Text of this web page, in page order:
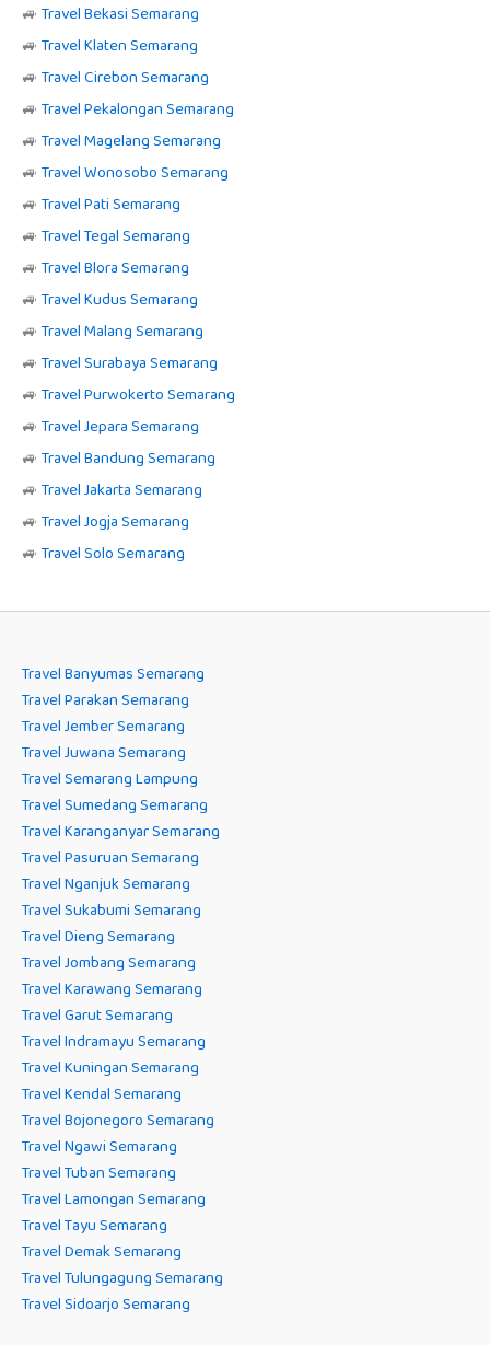
🚙 Travel Bekasi Semarang
🚙 Travel Klaten Semarang
🚙 Travel Cirebon Semarang
🚙 Travel Pekalongan Semarang
🚙 Travel Magelang Semarang
🚙 Travel Wonosobo Semarang
🚙 Travel Pati Semarang
🚙 Travel Tegal Semarang
🚙 Travel Blora Semarang
🚙 Travel Kudus Semarang
🚙 Travel Malang Semarang
🚙 Travel Surabaya Semarang
🚙 Travel Purwokerto Semarang
🚙 Travel Jepara Semarang
🚙 Travel Bandung Semarang
🚙 Travel Jakarta Semarang
🚙 Travel Jogja Semarang
🚙 Travel Solo Semarang
Travel Banyumas Semarang
Travel Parakan Semarang
Travel Jember Semarang
Travel Juwana Semarang
Travel Semarang Lampung
Travel Sumedang Semarang
Travel Karanganyar Semarang
Travel Pasuruan Semarang
Travel Nganjuk Semarang
Travel Sukabumi Semarang
Travel Dieng Semarang
Travel Jombang Semarang
Travel Karawang Semarang
Travel Garut Semarang
Travel Indramayu Semarang
Travel Kuningan Semarang
Travel Kendal Semarang
Travel Bojonegoro Semarang
Travel Ngawi Semarang
Travel Tuban Semarang
Travel Lamongan Semarang
Travel Tayu Semarang
Travel Demak Semarang
Travel Tulungagung Semarang
Travel Sidoarjo Semarang